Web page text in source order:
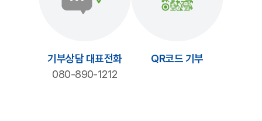
기부상담 대표전화
080-890-1212
QR코드 기부